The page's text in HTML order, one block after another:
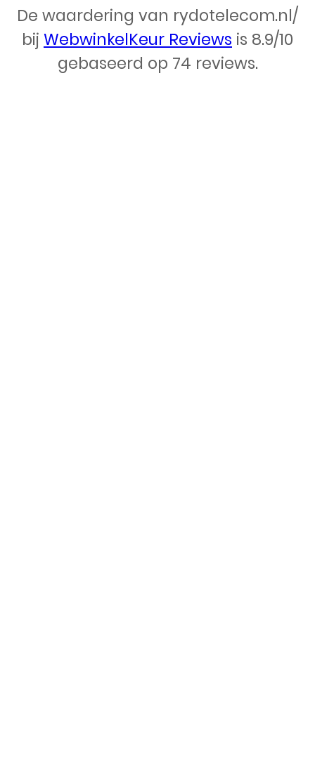
Webdesign – Rydo Telecom
De waardering van rydotelecom.nl/
bij WebwinkelKeur Reviews is 8.9/10
gebaseerd op 74 reviews.